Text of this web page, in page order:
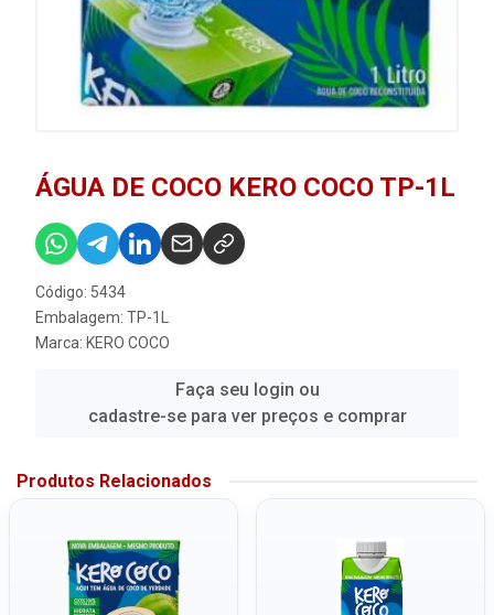
ÁGUA DE COCO KERO COCO TP-1L
Código: 5434
Embalagem: TP-1L
Marca: KERO COCO
Faça seu login ou
cadastre-se para ver preços e comprar
Produtos Relacionados